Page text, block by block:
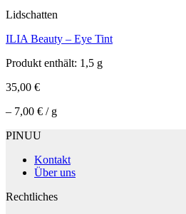
Lidschatten
ILIA Beauty – Eye Tint
Produkt enthält: 1,5 g
35,00 €
– 7,00 € / g
PINUU
Kontakt
Über uns
Rechtliches